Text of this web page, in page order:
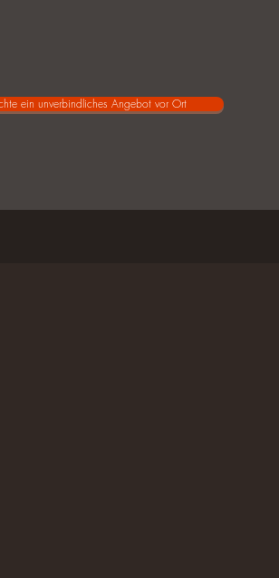
ein unverbindliches Angebot vor Ort